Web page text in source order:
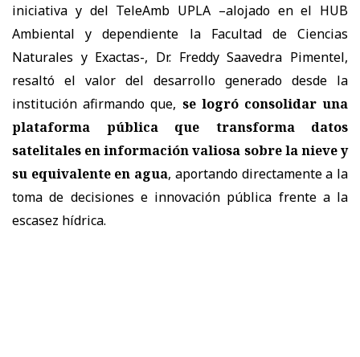
iniciativa y del TeleAmb UPLA –alojado en el HUB
Ambiental y dependiente la Facultad de Ciencias
Naturales y Exactas-, Dr. Freddy Saavedra Pimentel,
resaltó el valor del desarrollo generado desde la
institución afirmando que, se logró consolidar una
plataforma pública que transforma datos
satelitales en información valiosa sobre la nieve y
su equivalente en agua, aportando directamente a la
toma de decisiones e innovación pública frente a la
escasez hídrica.